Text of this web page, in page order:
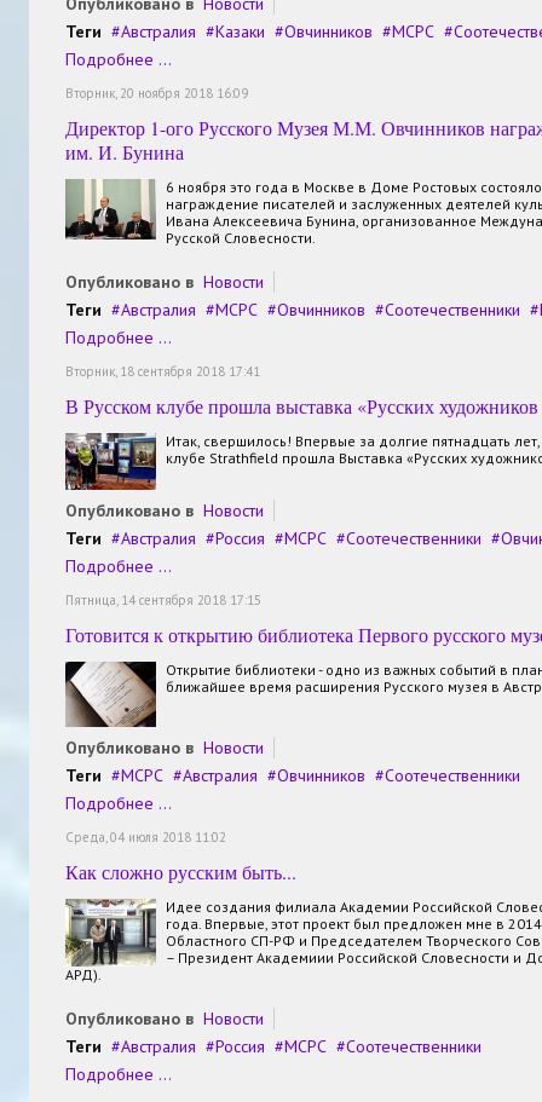
Теги
Австралия Казаки Овчинников МСРС
Подробнее ...
Вторник, 20 ноября 2018 16:09
Директор 1-ого Русского Музея М.М. Овчинников
им. И. Бунина
6 ноября это года в Москве в Доме Ростовых
награждение писателей и заслуженных деятелей
Ивана Алексеевича Бунина, организованное
Русской Словесности.
Опубликовано в Новости
Теги
Австралия МСРС Овчинников Соотечественники
Подробнее ...
Вторник, 18 сентября 2018 17:41
В Русском клубе прошла выставка «Русских
Итак, свершилось! Впервые за долгие пятнадцать
клубе Strathfield прошла Выставка «Русских
Опубликовано в Новости
Теги
Австралия Россия МСРС Соотечественники
Подробнее ...
Пятница, 14 сентября 2018 17:15
Готовится к открытию библиотека Первого русского
Открытие библиотеки - одно из важных событий в
ближайшее время расширения Русского музея в
Опубликовано в Новости
Теги
МСРС Австралия Овчинников
Соотечественники
Подробнее ...
Среда, 04 июля 2018 11:02
Как сложно русским быть...
Идее создания филиала Академии Российской
года. Впервые, этот проект был предложен мне в
Областного СП-РФ и Председателем Творческого
– Президент Академиии Российской Словесности и
АРД).
Опубликовано в Новости
Теги
Австралия Россия МСРС
Соотечественники
Подробнее ...